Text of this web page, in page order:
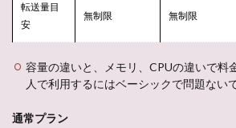
転送量目
安
無制限 無制限
容量の違いと、メモリ、CPUの違いで料
人で利用するにはベーシックで問題ない
通常プラン